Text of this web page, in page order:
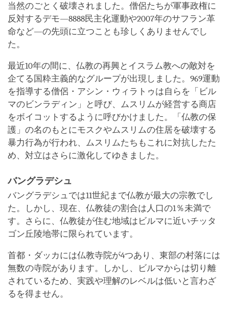
当然のごとく破壊されました。僧侶たちが軍事政権に
反対するデモ―8888民主化運動や2007年のサフラン革
命など―の先頭に立つことも珍しくありませんでし
た。
最近10年の間に、仏教の再興とイスラム教への敵対を
企てる国粋主義的なグループが出現しました。969運動
を指導する僧侶・アシン・ウィラトゥは自らを「ビル
マのビンラディン」と呼び、ムスリムが経営する商店
をボイコットするように呼びかけました。「仏教の保
護」の名のもとにモスクやムスリムの住居を破壊する
暴力行為が行われ、ムスリムたちもこれに対抗したた
め、対立はさらに激化してゆきました。
バングラデシュ
バングラデシュでは11世紀まで仏教が最大の宗教でし
た。しかし、現在、仏教徒の割合は人口の1％未満で
す。さらに、仏教徒が住む地域はビルマに近いチッタ
ゴン丘陵地帯に限られています。
首都・ダッカには仏教寺院が4つあり、東部の村落には
無数の寺院があります。しかし、ビルマからは切り離
されているため、実践や理解のレベルは低いと言わざ
るを得ません。